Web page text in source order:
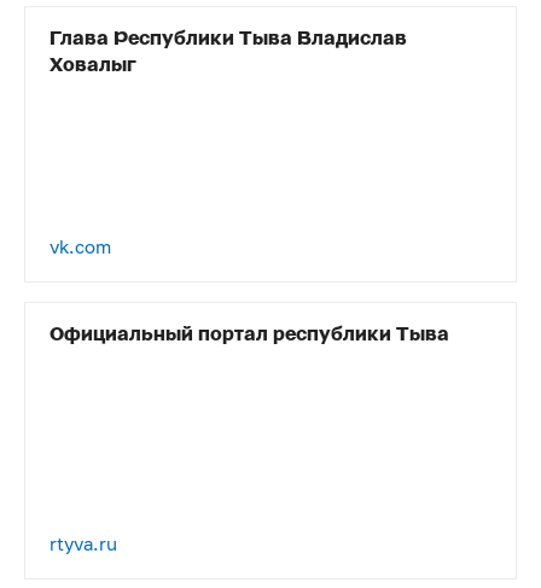
Глава Республики Тыва Владислав
Ховалыг
vk.com
Официальный портал республики Тыва
rtyva.ru